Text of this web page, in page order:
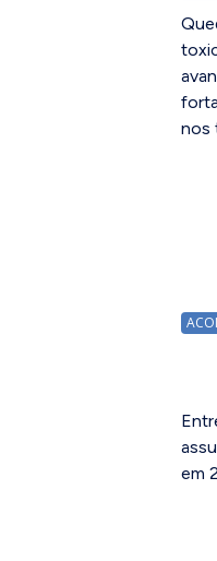
nos
em